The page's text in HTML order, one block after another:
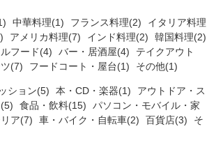
中華料理(1) フランス料理(2)
イタリア料理
アメリカ料理(7) インド料理(2)
韓国料理(2)
フード(4) バー・居酒屋(4)
テイクアウト
(7) フードコート・屋台(1) その他(1)
ション(5) 本・CD・楽器(1)
アウトドア・ス
食品・飲料(15)
パソコン・モバイル・家
ア(7) 車・バイク・自転車(2) 百貨店(3)
そ